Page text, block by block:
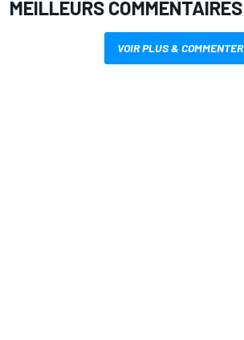
MEILLEURS COMMENTAIRES
VOIR PLUS & COMMENTER